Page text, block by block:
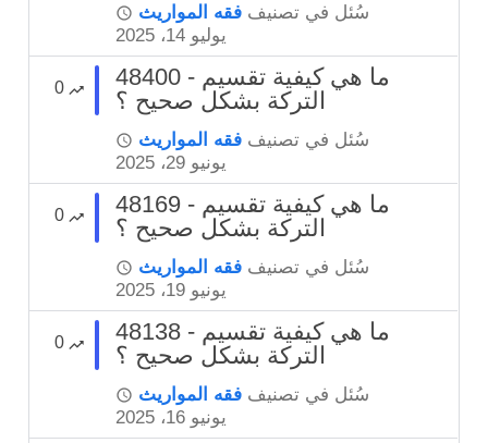
سُئل في تصنيف فقه المواريث
يوليو 14، 2025
0
48400 - ما هي كيفية تقسيم
التركة بشكل صحيح ؟
سُئل في تصنيف فقه المواريث
يونيو 29، 2025
0
48169 - ما هي كيفية تقسيم
التركة بشكل صحيح ؟
سُئل في تصنيف فقه المواريث
يونيو 19، 2025
0
48138 - ما هي كيفية تقسيم
التركة بشكل صحيح ؟
سُئل في تصنيف فقه المواريث
يونيو 16، 2025